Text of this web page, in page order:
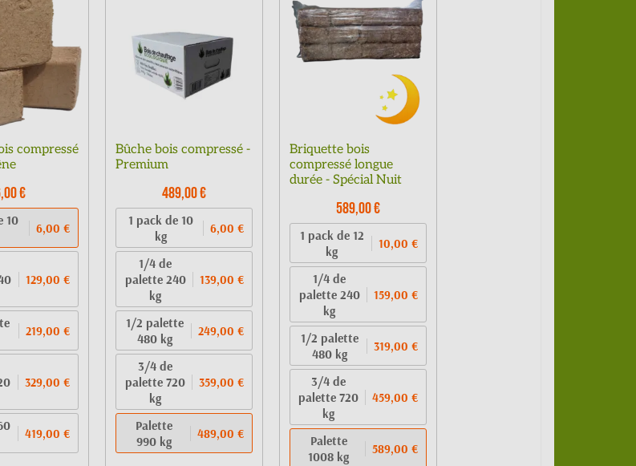
compressé
€
10
6,00 €
129,00 €
219,00 €
329,00 €
419,00 €
Bûche bois compressé -
Premium
489,00 €
1 pack de 10
kg
6,00 €
1/4 de
palette 240
kg
139,00 €
1/2 palette
480 kg
249,00 €
3/4 de
palette 720
kg
359,00 €
Palette
990 kg
489,00 €
Briquette bois
compressé longue
durée - Spécial Nuit
589,00 €
1 pack de 12
kg
10,00 €
1/4 de
palette 240
kg
159,00 €
1/2 palette
480 kg
319,00 €
3/4 de
palette 720
kg
459,00 €
Palette
1008 kg
589,00 €